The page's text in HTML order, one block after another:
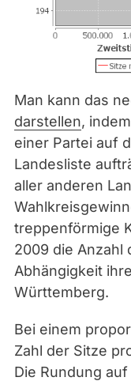
Man kann das
darstellen,
einer Partei auf
Landesliste
aller anderen
treppenförmige
2009 die Anzahl
Abhängigkeit
Württemberg.
Bei einem
Zahl der Sitze
Die Rundung